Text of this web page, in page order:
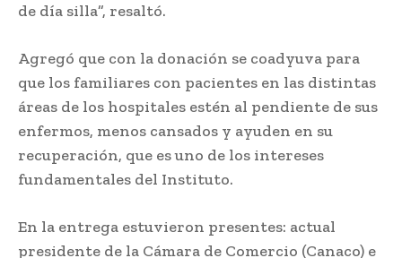
de día silla”, resaltó.
Agregó que con la donación se coadyuva para
que los familiares con pacientes en las distintas
áreas de los hospitales estén al pendiente de sus
enfermos, menos cansados y ayuden en su
recuperación, que es uno de los intereses
fundamentales del Instituto.
En la entrega estuvieron presentes: actual
presidente de la Cámara de Comercio (Canaco) e